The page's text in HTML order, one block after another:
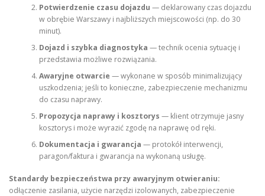
Potwierdzenie czasu dojazdu — deklarowany czas dojazdu
w obrębie Warszawy i najbliższych miejscowości (np. do 30
minut).
Dojazd i szybka diagnostyka — technik ocenia sytuację i
przedstawia możliwe rozwiązania.
Awaryjne otwarcie — wykonane w sposób minimalizujący
uszkodzenia; jeśli to konieczne, zabezpieczenie mechanizmu
do czasu naprawy.
Propozycja naprawy i kosztorys — klient otrzymuje jasny
kosztorys i może wyrazić zgodę na naprawę od ręki.
Dokumentacja i gwarancja — protokół interwencji,
paragon/faktura i gwarancja na wykonaną usługę.
Standardy bezpieczeństwa przy awaryjnym otwieraniu:
odłączenie zasilania, użycie narzędzi izolowanych, zabezpieczenie